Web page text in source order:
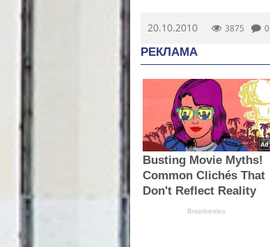
20.10.2010 3875 0
РЕКЛАМА
Busting Movie Myths!
Common Clichés That
Don't Reflect Reality
Brainberries